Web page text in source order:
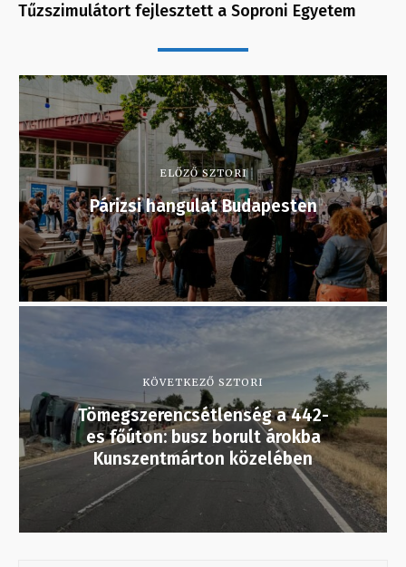
Tűzszimulátort fejlesztett a Soproni Egyetem
ELŐZŐ SZTORI
Párizsi hangulat Budapesten
KÖVETKEZŐ SZTORI
Tömegszerencsétlenség a 442-
es főúton: busz borult árokba
Kunszentmárton közelében